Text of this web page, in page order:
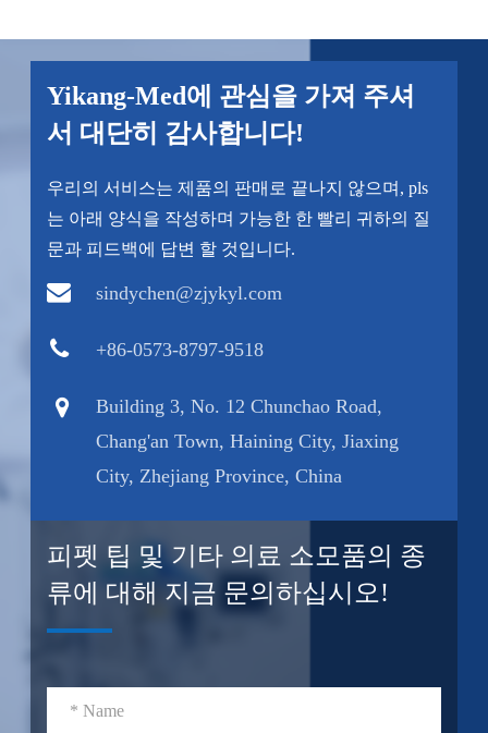
Yikang-Med에 관심을 가져 주셔
서 대단히 감사합니다!
우리의 서비스는 제품의 판매로 끝나지 않으며, pls
는 아래 양식을 작성하며 가능한 한 빨리 귀하의 질
문과 피드백에 답변 할 것입니다.
sindychen@zjykyl.com
+86-0573-8797-9518
Building 3, No. 12 Chunchao Road,
Chang'an Town, Haining City, Jiaxing
City, Zhejiang Province, China
피펫 팁 및 기타 의료 소모품의 종
류에 대해 지금 문의하십시오!